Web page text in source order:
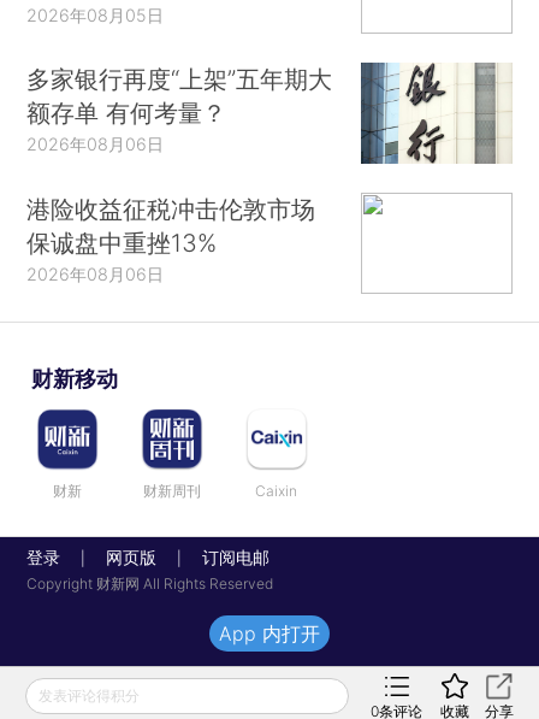
2026年08月05日
多家银行再度“上架”五年期大
额存单 有何考量？
2026年08月06日
港险收益征税冲击伦敦市场
保诚盘中重挫13%
2026年08月06日
财新移动
财新 财新周刊 Caixin
登录 网页版 订阅电邮
Copyright 财新网 All Rights Reserved
发表评论得积分
0条评论 收藏 分享
App 内打开